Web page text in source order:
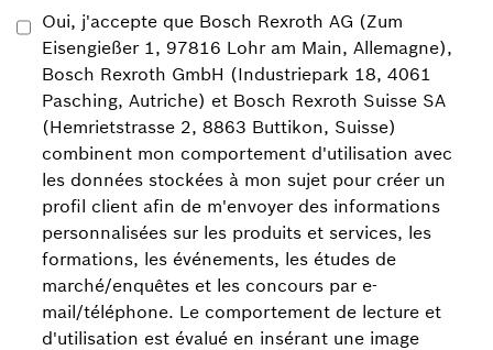
Oui, j'accepte que Bosch Rexroth AG (Zum
Eisengießer 1, 97816 Lohr am Main, Allemagne),
Bosch Rexroth GmbH (Industriepark 18, 4061
Pasching, Autriche) et Bosch Rexroth Suisse SA
(Hemrietstrasse 2, 8863 Buttikon, Suisse)
combinent mon comportement d'utilisation avec
les données stockées à mon sujet pour créer un
profil client afin de m'envoyer des informations
personnalisées sur les produits et services, les
formations, les événements, les études de
marché/enquêtes et les concours par e-
mail/téléphone. Le comportement de lecture et
d'utilisation est évalué en insérant une image